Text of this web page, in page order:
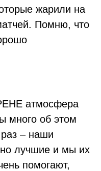
жарили на
Помню, что
атмосфера
много об этом
– наши
лучшие и мы их
помогают,